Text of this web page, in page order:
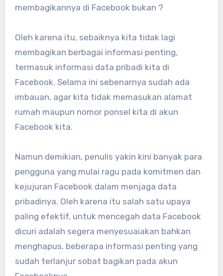
membagikannya di Facebook bukan ?
Oleh karena itu, sebaiknya kita tidak lagi
membagikan berbagai informasi penting,
termasuk informasi data pribadi kita di
Facebook. Selama ini sebenarnya sudah ada
imbauan, agar kita tidak memasukan alamat
rumah maupun nomor ponsel kita di akun
Facebook kita.
Namun demikian, penulis yakin kini banyak para
pengguna yang mulai ragu pada komitmen dan
kejujuran Facebook dalam menjaga data
pribadinya. Oleh karena itu salah satu upaya
paling efektif, untuk mencegah data Facebook
dicuri adalah segera menyesuaiakan bahkan
menghapus, beberapa informasi penting yang
sudah terlanjur sobat bagikan pada akun